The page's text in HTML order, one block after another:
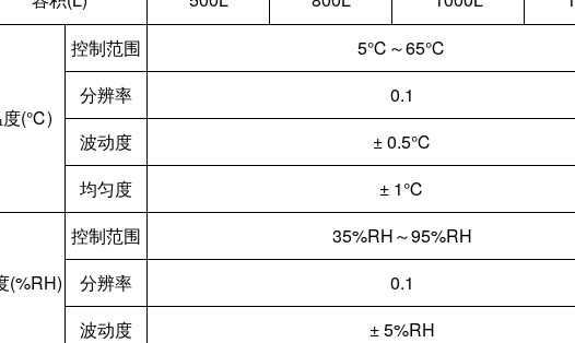
度(℃)
控制范围
5℃～65℃
分辨率
0.1
波动度
± 0.5℃
均匀度
± 1℃
(%RH)
控制范围
35%RH～95%RH
分辨率
0.1
波动度
± 5%RH